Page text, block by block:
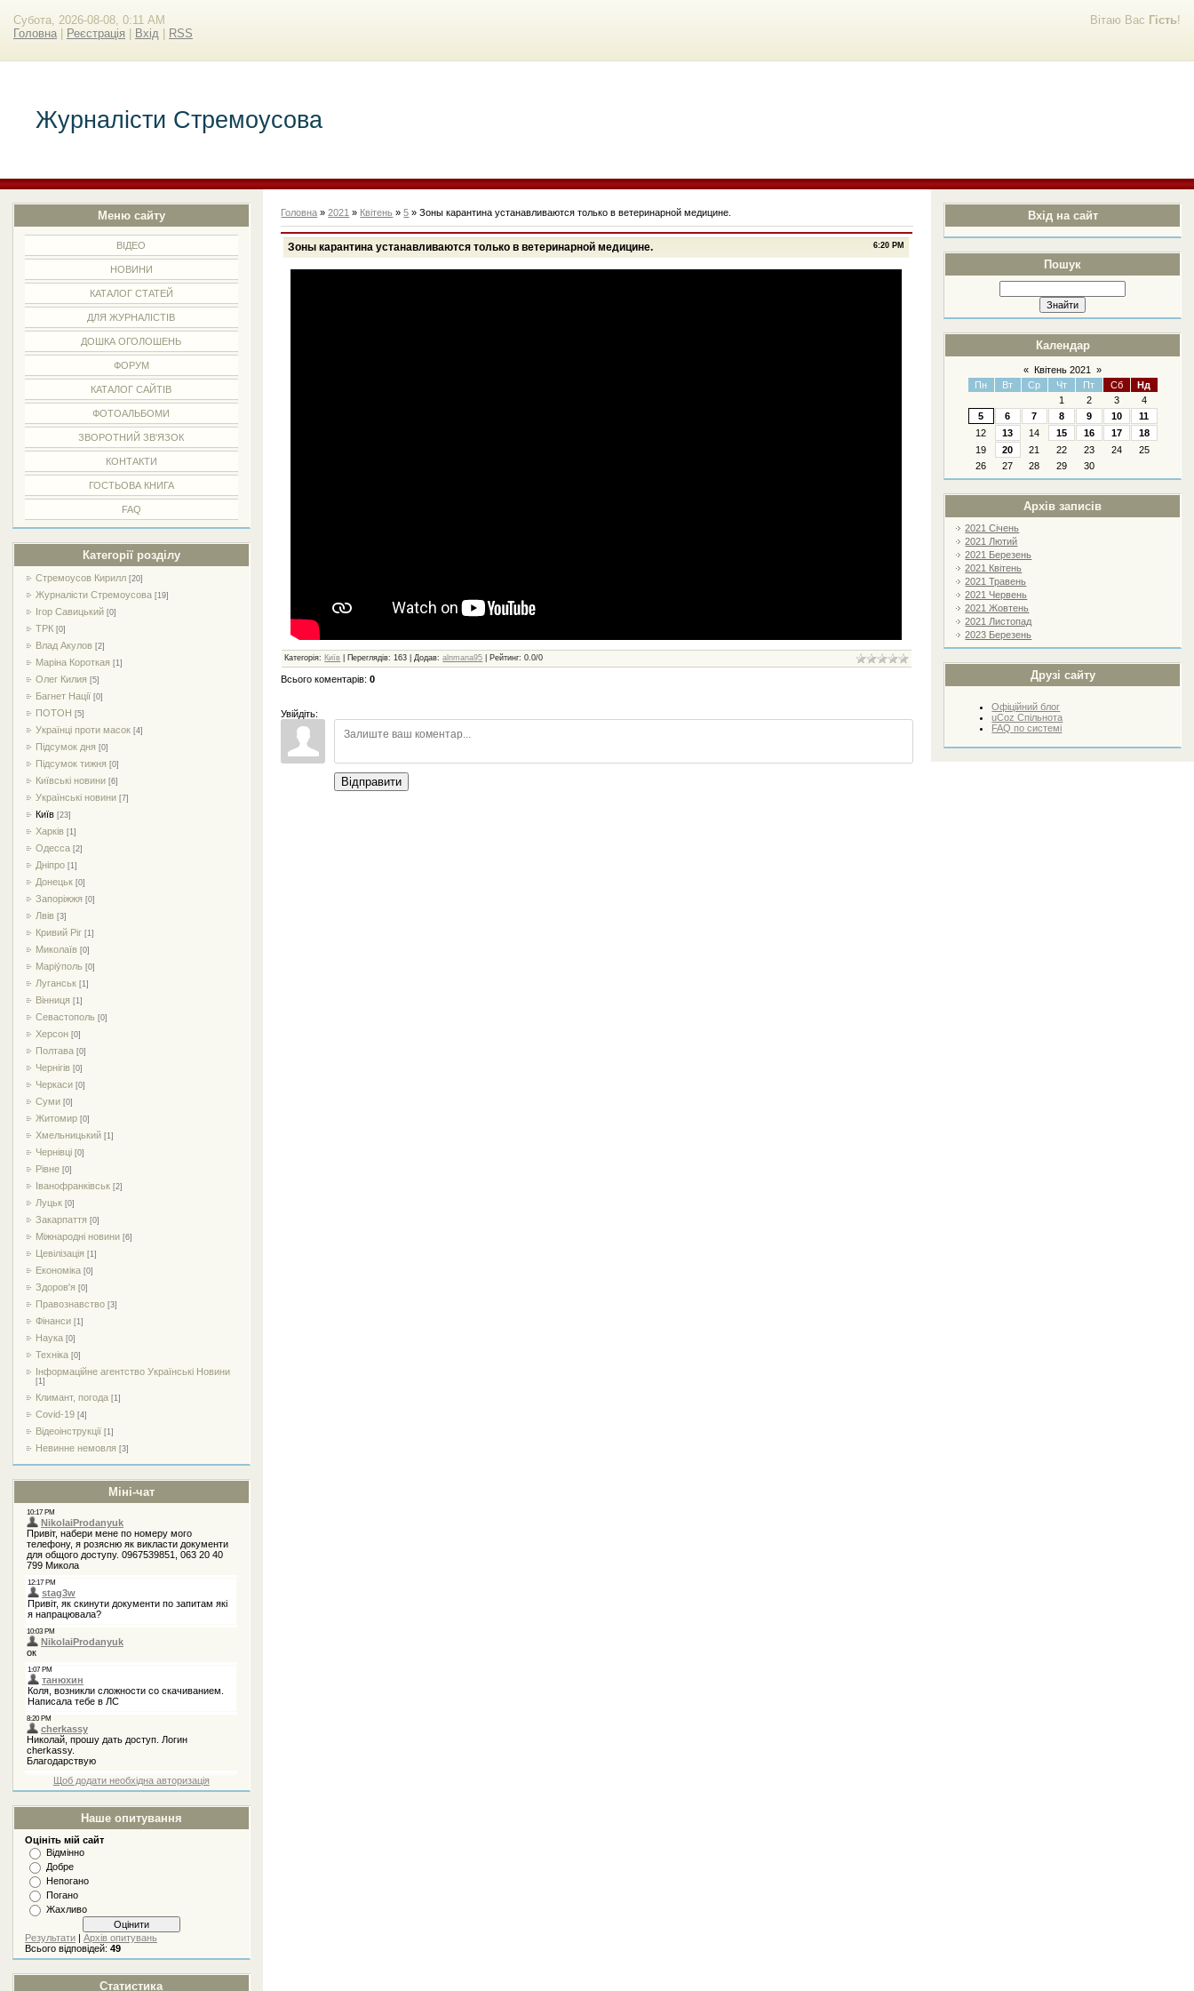
Вітаю Вас Гість!
Субота, 2026-08-08, 0:11 AM
Головна
Реєстрація Вхід RSS
Журналісти Стремоусова
Меню сайту
ВІДЕО
НОВИНИ
КАТАЛОГ СТАТЕЙ
ДЛЯ ЖУРНАЛІСТІВ
ДОШКА ОГОЛОШЕНЬ
ФОРУМ
КАТАЛОГ САЙТІВ
ФОТОАЛЬБОМИ
ЗВОРОТНИЙ ЗВ'ЯЗОК
КОНТАКТИ
ГОСТЬОВА КНИГА
FAQ
Категорії розділу
Стремоусов Кирилл [20]
Журналісти Стремоусова [19]
Ігор Савицький [0]
ТРК [0]
Влад Акулов [2]
Маріна Короткая [1]
Олег Килия [5]
Багнет Нації [0]
ПОТОН [5]
Українці проти масок [4]
Підсумок дня [0]
Підсумок тижня [0]
Київські новини [6]
Українські новини [7]
Київ [23]
Харків [1]
Одесса [2]
Дніпро [1]
Донецьк [0]
Запоріжжя [0]
Лвів [3]
Кривий Ріг [1]
Миколаїв [0]
Маріу́поль [0]
Луганськ [1]
Вінниця [1]
Севастополь [0]
Херсон [0]
Полтава [0]
Чернігів [0]
Черкаси [0]
Суми [0]
Житомир [0]
Хмельницький [1]
Чернівці [0]
Рівне [0]
Іванофранківськ [2]
Луцьк [0]
Закарпаття [0]
Міжнародні новини [6]
Цевілізація [1]
Економіка [0]
Здоров'я [0]
Правознавство [3]
Фінанси [1]
Наука [0]
Техніка [0]
Інформаційне агентство Українські Новини
[1]
Климант, погода [1]
Covid-19 [4]
Відеоінструкції [1]
Невинне немовля [3]
Міні-чат
Щоб додати необхідна авторизація
Наше опитування
Оцініть мій сайт
Відмінно
Добре
Непогано
Погано
Жахливо
Результати |Архів опитувань
Всього відповідей:49
Статистика
Вхід на сайт
Пошук
Календар
« Квітень 2021
»
Пн
Вт Ср Чт Пт Сб
Нд
1
2 3
4
5
6 7 8 9 10
11
12
13 14 15 16 17
18
19
20 21 22 23 24
25
26
27 28 29 30
Архів записів
2021 Січень
2021 Лютий
2021 Березень
2021 Квітень
2021 Травень
2021 Червень
2021 Жовтень
2021 Листопад
2023 Березень
Друзі сайту
Офіційний блог
uCoz Спільнота
FAQ по системі
Головна »2021 » Квітень » 5 » Зоны карантина устанавливаются только в ветеринарной медицине.
6:20 PM
Зоны карантина устанавливаются только в ветеринарной медицине.
Категорія: Київ Переглядів: 163 Додав: alnmana95 Рейтинг: 0.0/0
Всього коментарів:0
Увійдіть:
Відправити